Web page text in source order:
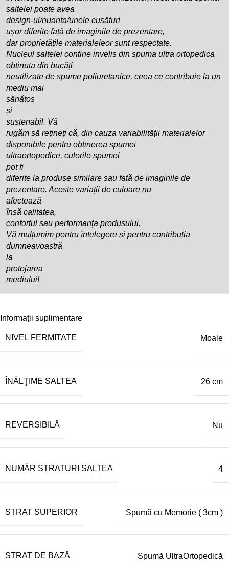
saltelei poate avea
design-ul/nuanța/unele cusături
ușor diferite față de imaginile de prezentare,
dar proprietățile materialeleor sunt respectate.
Nucleul saltelei contine invelis din spuma ultra ortopedica
obtinuta din bucăți
neutilizate de spume poliuretanice, ceea ce contribuie la un
mediu mai
sănătos
și
sustenabil. Vă
rugăm să rețineți că, din cauza variabilității materialelor
disponibile pentru obtinerea spumei
ultraortopedice, culorile spumei
pot fi
diferite la produse similare sau fată de imaginile de
prezentare. Aceste variații de culoare nu
afectează
însă calitatea,
confortul sau performanța produsului.
Vă mulțumim pentru întelegere și pentru contribuția
dumneavoastră
la
protejarea
mediului!
Informații suplimentare
NIVEL FERMITATE Moale
ÎNĂLŢIME SALTEA 26 cm
REVERSIBILĂ Nu
NUMĂR STRATURI SALTEA 4
STRAT SUPERIOR Spumă cu Memorie ( 3cm )
STRAT DE BAZĂ Spumă UltraOrtopedică